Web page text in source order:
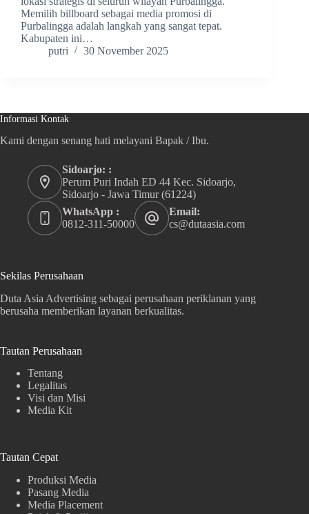
Memilih billboard sebagai media promosi di
Purbalingga adalah langkah yang sangat tepat.
Kabupaten ini…
putri
30 November 2025
Informasi Kontak
Kami dengan senang hati melayani Bapak / Ibu.
Sidoarjo: :
Perum Puri Indah ED 44 Kec. Sidoarjo,
Sidoarjo - Jawa Timur (61224)
WhatsApp :
0812-311-50000
Email:
cs@dutaasia.com
Sekilas Perusahaan
Duta Asia Advertising sebagai perusahaan periklanan yang
berusaha memberikan layanan berkualitas.
Tautan Perusahaan
Tentang
Legalitas
Visi dan Misi
Media Kit
Tautan Cepat
Produksi Media
Pasang Media
Media Placement